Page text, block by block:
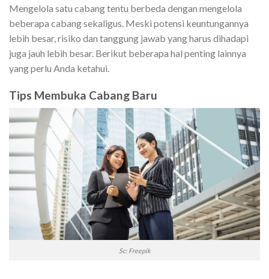
Mengelola satu cabang tentu berbeda dengan mengelola
beberapa cabang sekaligus. Meski potensi keuntungannya
lebih besar, risiko dan tanggung jawab yang harus dihadapi
juga jauh lebih besar. Berikut beberapa hal penting lainnya
yang perlu Anda ketahui.
Tips Membuka Cabang Baru
Sc: Freepik